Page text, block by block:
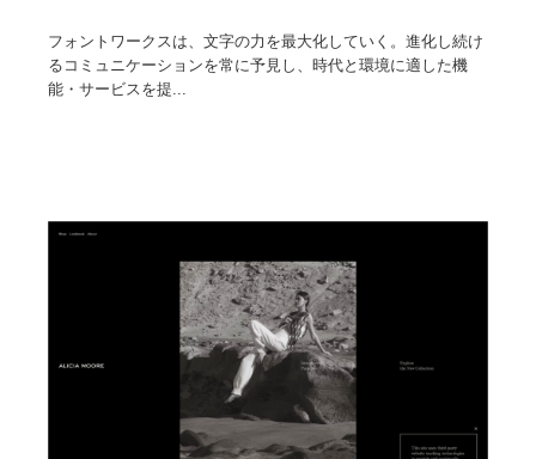
フォントワークスは、文字の力を最大化していく。進化し続け
るコミュニケーションを常に予見し、時代と環境に適した機
能・サービスを提...